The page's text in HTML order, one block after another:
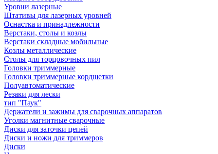
Уровни лазерные
Штативы для лазерных уровней
Оснастка и принадлежности
Верстаки, столы и козлы
Верстаки складные мобильные
Козлы металлические
Столы для торцовочных пил
Головки триммерные
Головки триммерные кордщетки
Полуавтоматические
Резаки для лески
тип "Паук"
Держатели и зажимы для сварочных аппаратов
Уголки магнитные сварочные
Диски для заточки цепей
Диски и ножи для триммеров
Диски